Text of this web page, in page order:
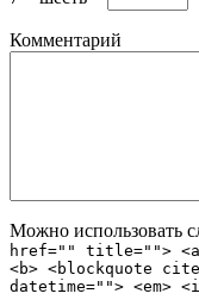
Комментарий
Можно использовать
href="" title="">
<b> <blockquote
datetime=""> <em>